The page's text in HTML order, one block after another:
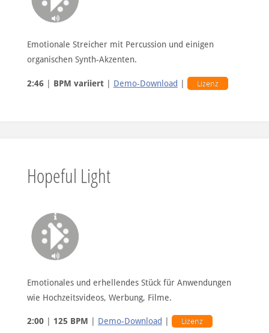
Emotionale Streicher mit Percussion und einigen
organischen Synth-Akzenten.
2:46| BPM variiert| Demo-Download | Lizenz
Hopeful Light
Emotionales und erhellendes Stück für Anwendungen
wie Hochzeitsvideos, Werbung, Filme.
2:00| 125 BPM Demo-Download Lizenz